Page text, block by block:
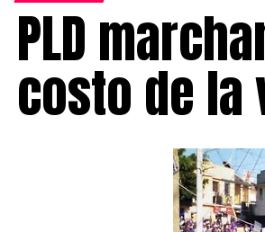
PLD
costo de la